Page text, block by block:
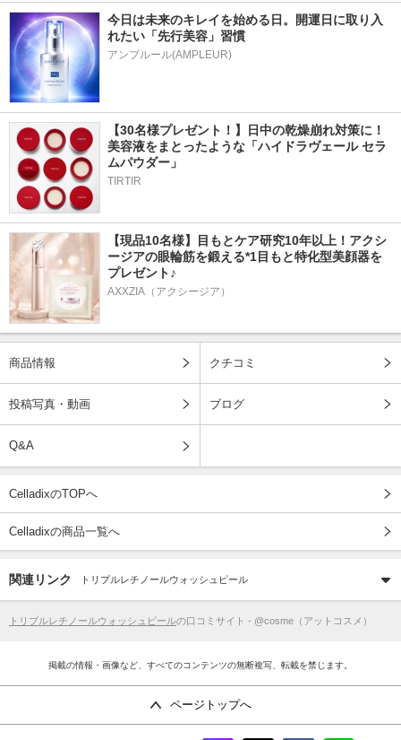
今日は未来のキレイを始める日。開運日に取り入
れたい「先行美容」習慣
アンプルール(AMPLEUR)
【30名様プレゼント！】日中の乾燥崩れ対策に！
美容液をまとったような「ハイドラヴェール セラ
ムパウダー」
TIRTIR
【現品10名様】目もとケア研究10年以上！アクシ
ージアの眼輪筋を鍛える*1目もと特化型美顔器を
プレゼント♪
AXXZIA（アクシージア）
商品情報 クチコミ
投稿写真・動画 ブログ
Q&A
CelladixのTOPへ
Celladixの商品一覧へ
関連リンク トリプルレチノールウォッシュピール
トリプルレチノールウォッシュピールの口コミサイト - @cosme（アットコスメ）
掲載の情報・画像など、すべてのコンテンツの無断複写、転載を禁じます。
ページトップへ